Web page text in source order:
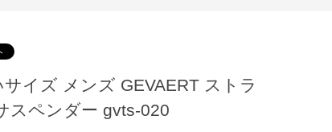
サイズ メンズ GEVAERT ストラ
スペンダー gvts-020